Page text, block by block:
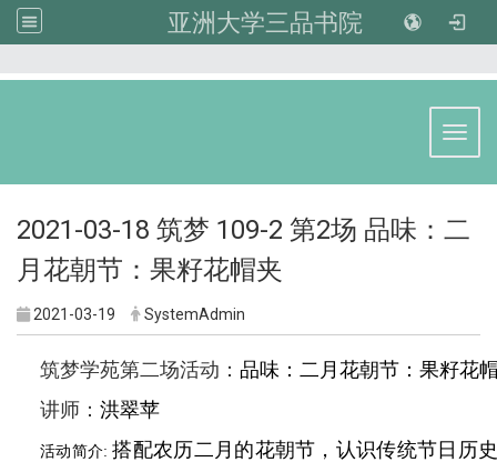
亚洲大学三品书院
2021-03-18 筑梦 109-2 第2场 品味：二
月花朝节：果籽花帽夹
2021-03-19 SystemAdmin
筑梦学苑第二场活动： 品味：二月花朝节：果籽花
讲师 ： 洪翠苹
活动简介:搭配农历二月的花朝节，认识传统节日历